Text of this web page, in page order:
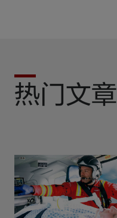
热门文章